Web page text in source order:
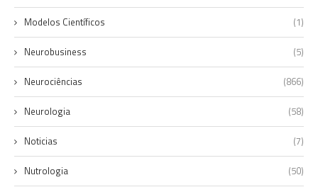
Modelos Científicos (1)
Neurobusiness (5)
Neurociências (866)
Neurologia (58)
Noticias (7)
Nutrologia (50)